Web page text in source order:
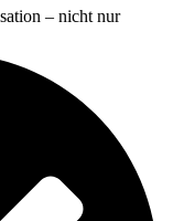
– nicht nur